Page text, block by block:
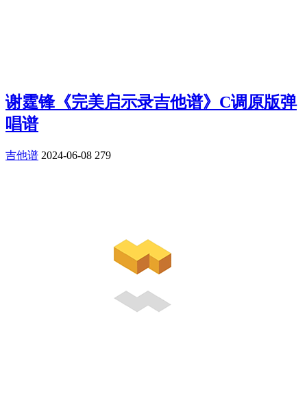
谢霆锋《完美启示录吉他谱》C调原版弹
唱谱
吉他谱 2024-06-08 279